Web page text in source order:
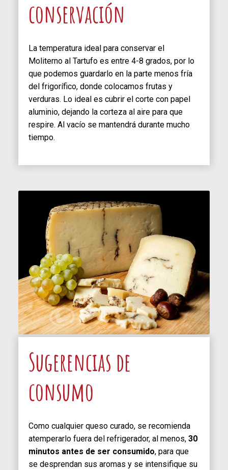
conservación
La temperatura ideal para conservar el
Moliterno al Tartufo es entre 4-8 grados, por lo
que podemos guardarlo en la parte menos fría
del frigorífico, donde colocamos frutas y
verduras. Lo ideal es cubrir el corte con papel
aluminio, dejando la corteza al aire para que
respire. Al vacío se mantendrá durante mucho
tiempo.
Sugerencias de
consumo
Como cualquier queso curado, se recomienda
atemperarlo fuera del refrigerador, al menos, 30
minutos antes de ser consumido, para que
se desprendan sus aromas y se intensifique su